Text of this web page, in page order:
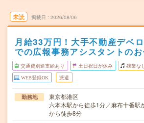
未読 掲載日 2026/08/06
月給33万円！大手不動産デベ
での広報事務アシスタントの
交通費別途支給あり 土日祝日が休み 残業なし
WEB登録OK 派遣
勤務地
東京都港区
六本木駅から徒歩1分／麻布十番駅
から徒歩8分